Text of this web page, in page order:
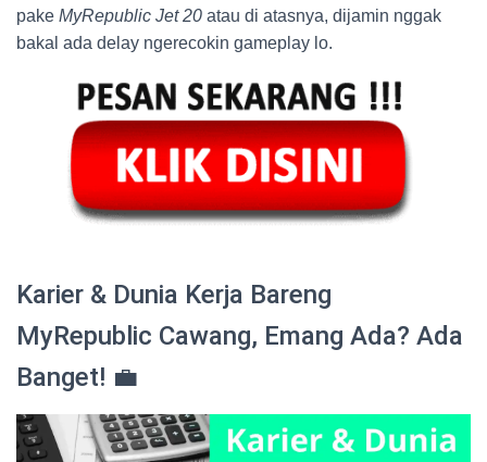
pake MyRepublic Jet 20 atau di atasnya, dijamin nggak
bakal ada delay ngerecokin gameplay lo.
Karier & Dunia Kerja Bareng
MyRepublic Cawang, Emang Ada? Ada
Banget! 💼